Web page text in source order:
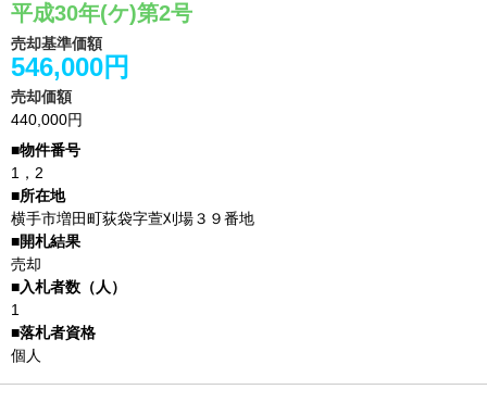
平成30年(ケ)第2号
売却基準価額
546,000円
売却価額
440,000円
1，2
横手市増田町荻袋字萱刈場３９番地
売却
1
個人